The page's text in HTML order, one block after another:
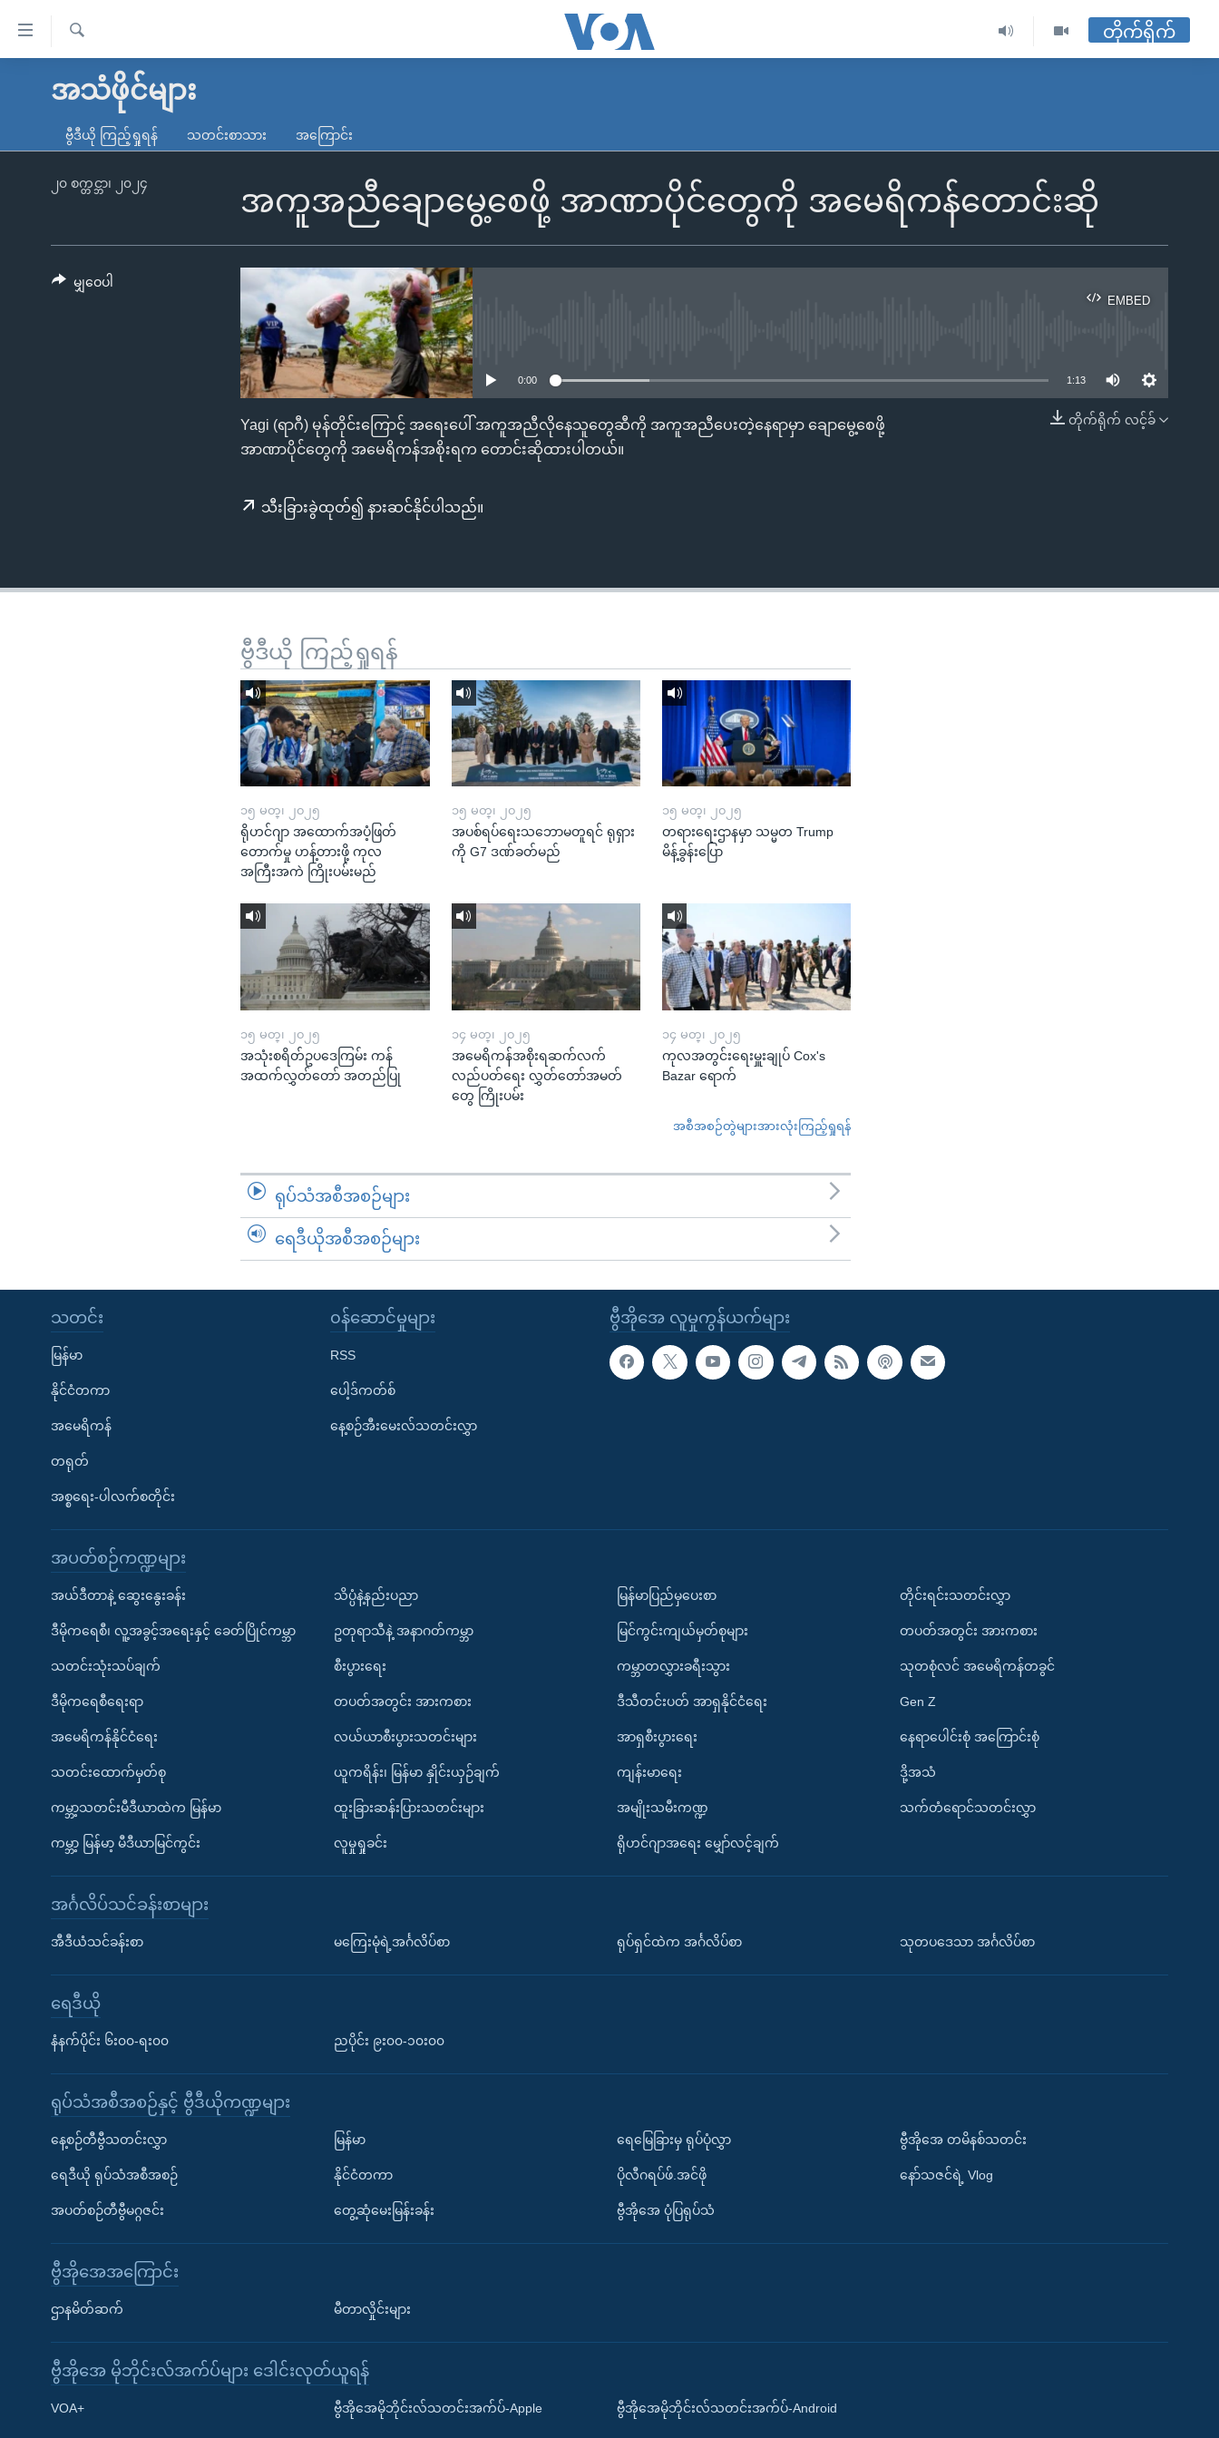
လွယ်ကူ
သည့်
မူလစာမျက်နှာ
ကမ္ဘာ့သတင်းများ
နိုင်ငံတကာ
တရုတ်
အစ္စရေး-ပါလက်စတိုင်း
ရပ်ဝန်းတခု လမ်းတခု အလွန်
အင်္ဂလိပ်စာလေ့လာမယ်
Learning English
ရ
တိုက်ရိုက်
အသံဖိုင်များ
ဗွီဒီယို ကြည့်ရှုရန် သတင်းစာသား အကြောင်း
အကူအညီချောမွေ့စေဖို့ အာဏာပိုင်တွေကို အမေရိကန်တောင်းဆို
၂၀ စက္တင္ဘာ၊ ၂၀၂၄
EMBED
EMBED
0:00 1:13
တိုက်ရိုက် လင့်ခ်
Yagi (ရာဂီ) မုန်တိုင်းကြောင့် အရေးပေါ် အကူအညီလိုနေသူတွေဆီကို အကူအညီပေးတဲ့နေရာမှာ ချောမွေ့စေဖို့
အာဏာပိုင်တွေကို အမေရိကန်အစိုးရက တောင်းဆိုထားပါတယ်။
သီးခြားခွဲထုတ်၍ နားဆင်နိုင်ပါသည်။
မျှဝေပါ
ဗွီဒီယို ကြည့်ရှုရန်
၁၅ မတ္၊ ၂၀၂၅
ရိုဟင်ဂျာ အထောက်အပံ့ဖြတ်
တောက်မှု ဟန့်တားဖို့ ကုလ
အကြီးအကဲ ကြိုးပမ်းမည်
၁၅ မတ္၊ ၂၀၂၅
အပစ်ရပ်ရေးသဘောမတူရင် ရုရှား
ကို G7 ဒဏ်ခတ်မည်
၁၅ မတ္၊ ၂၀၂၅
တရားရေးဌာနမှာ သမ္မတ Trump
မိန့်ခွန်းပြော
၁၅ မတ္၊ ၂၀၂၅
အသုံးစရိတ်ဥပဒေကြမ်း ကန်
အထက်လွှတ်တော် အတည်ပြု
၁၄ မတ္၊ ၂၀၂၅
အမေရိကန်အစိုးရဆက်လက်
လည်ပတ်ရေး လွှတ်တော်အမတ်
တွေ ကြိုးပမ်း
၁၄ မတ္၊ ၂၀၂၅
ကုလအတွင်းရေးမှူးချုပ် Cox's
Bazar ရောက်
အစီအစဉ်တွဲများအားလုံးကြည့်ရှုရန်
ရုပ်သံအစီအစဉ်များ
ရေဒီယိုအစီအစဉ်များ
ဗွီအိုအေ လူမှုကွန်ယက်များ
သတင်း
မြန်မာ
နိုင်ငံတကာ
အမေရိကန်
တရုတ်
အစ္စရေး-ပါလက်စတိုင်း
၀န်ဆောင်မှုများ
RSS
ပေါ့ဒ်ကတ်စ်
နေ့စဉ်အီးမေးလ်သတင်းလွှာ
အပတ်စဉ်ကဏ္ဍများ
အယ်ဒီတာနဲ့ ဆွေးနွေးခန်း
ဒီမိုကရေစီ၊ လူ့အခွင့်အရေးနှင့် ခေတ်ပြိုင်ကမ္ဘာ
သတင်းသုံးသပ်ချက်
ဒီမိုကရေစီရေးရာ
အမေရိကန်နိုင်ငံရေး
သတင်းထောက်မှတ်စု
ကမ္ဘာ့သတင်းမီဒီယာထဲက မြန်မာ
ကမ္ဘာ့ မြန်မာ့ မီဒီယာမြင်ကွင်း
သိပ္ပံနဲ့နည်းပညာ
ဥတုရာသီနဲ့ အနာဂတ်ကမ္ဘာ
စီးပွားရေး
တပတ်အတွင်း အားကစား
လယ်ယာစီးပွားသတင်းများ
ယူကရိန်း၊ မြန်မာ နှိုင်းယှဉ်ချက်
ထူးခြားဆန်းပြားသတင်းများ
လူမှုရှုခင်း
မြန်မာပြည်မှပေးစာ
မြင်ကွင်းကျယ်မှတ်စုများ
ကမ္ဘာတလွှားခရီးသွား
ဒီသီတင်းပတ် အာရှနိုင်ငံရေး
အာရှစီးပွားရေး
ကျန်းမာရေး
အမျိုးသမီးကဏ္ဍ
ရိုဟင်ဂျာအရေး မျှော်လင့်ချက်
တိုင်းရင်းသတင်းလွှာ
တပတ်အတွင်း အားကစား
သုတစုံလင် အမေရိကန်တခွင်
Gen Z
နေရာပေါင်းစုံ အကြောင်းစုံ
ဒို့အသံ
သက်တံရောင်သတင်းလွှာ
အင်္ဂလိပ်သင်ခန်းစာများ
အီဒီယံသင်ခန်းစာ မကြေးမုံရဲ့အင်္ဂလိပ်စာ ရုပ်ရှင်ထဲက အင်္ဂလိပ်စာ သုတပဒေသာ အင်္ဂလိပ်စာ
ရေဒီယို
နံနက်ပိုင်း ၆း၀၀-ရး၀၀ ညပိုင်း ၉း၀၀-၁၀း၀၀
ရုပ်သံအစီအစဉ်နှင့် ဗွီဒီယိုကဏ္ဍများ
နေ့စဉ်တီဗွီသတင်းလွှာ
ရေဒီယို ရုပ်သံအစီအစဉ်
အပတ်စဉ်တီဗွီမဂ္ဂဇင်း
မြန်မာ
နိုင်ငံတကာ
တွေ့ဆုံမေးမြန်းခန်း
ရေမြေခြားမှ ရုပ်ပုံလွှာ
ပိုလီဂရပ်ဖ်.အင်ဖို
ဗွီအိုအေ ပုံပြရုပ်သံ
ဗွီအိုအေ တမိနစ်သတင်း
နော်သဇင်ရဲ့ Vlog
ဗွီအိုအေအကြောင်း
ဌာနမိတ်ဆက် မီတာလှိုင်းများ
ဗွီအိုအေ မိုဘိုင်းလ်အက်ပ်များ ဒေါင်းလုတ်ယူရန်
VOA+ ဗွီအိုအေမိုဘိုင်းလ်သတင်းအက်ပ်-Apple ဗွီအိုအေမိုဘိုင်းလ်သတင်းအက်ပ်-Android